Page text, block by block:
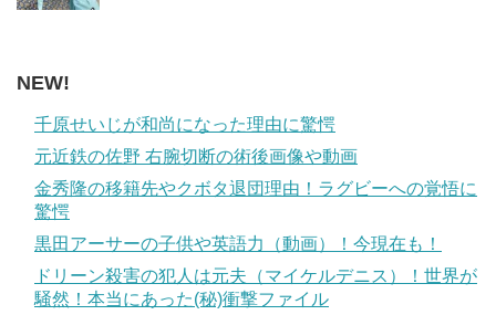
NEW!
千原せいじが和尚になった理由に驚愕
元近鉄の佐野 右腕切断の術後画像や動画
金秀隆の移籍先やクボタ退団理由！ラグビーへの覚悟に
驚愕
黒田アーサーの子供や英語力（動画）！今現在も！
ドリーン殺害の犯人は元夫（マイケルデニス）！世界が
騒然！本当にあった(秘)衝撃ファイル